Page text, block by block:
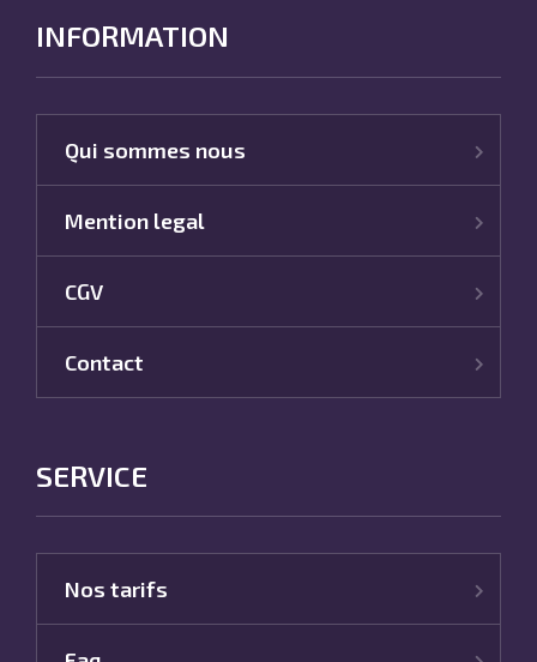
INFORMATION
Qui sommes nous
Mention legal
CGV
Contact
SERVICE
Nos tarifs